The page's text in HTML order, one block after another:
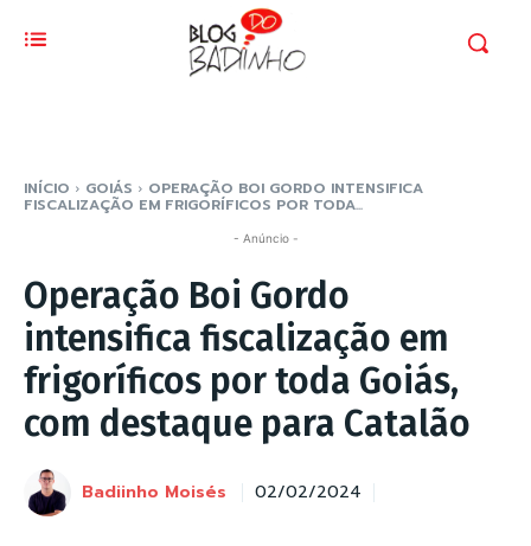
INÍCIO GOIÁS OPERAÇÃO BOI GORDO INTENSIFICA
FISCALIZAÇÃO EM FRIGORÍFICOS POR TODA...
- Anúncio -
Operação Boi Gordo
intensifica fiscalização em
frigoríficos por toda Goiás,
com destaque para Catalão
Badiinho Moisés 02/02/2024